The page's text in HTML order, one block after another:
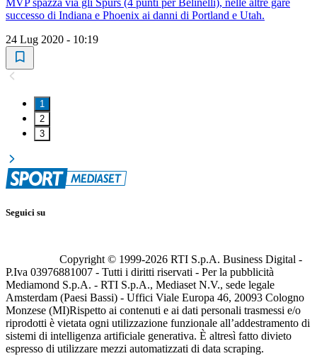
MVP spazza via gli Spurs (4 punti per Belinelli), nelle altre gare
successo di Indiana e Phoenix ai danni di Portland e Utah.
24 Lug 2020 - 10:19
1
2
3
Seguici su
Copyright © 1999-2026 RTI S.p.A. Business Digital -
P.Iva 03976881007 - Tutti i diritti riservati - Per la pubblicità
Mediamond S.p.A. - RTI S.p.A., Mediaset N.V., sede legale
Amsterdam (Paesi Bassi) - Uffici Viale Europa 46, 20093 Cologno
Monzese (MI)Rispetto ai contenuti e ai dati personali trasmessi e/o
riprodotti è vietata ogni utilizzazione funzionale all’addestramento di
sistemi di intelligenza artificiale generativa. È altresì fatto divieto
espresso di utilizzare mezzi automatizzati di data scraping.